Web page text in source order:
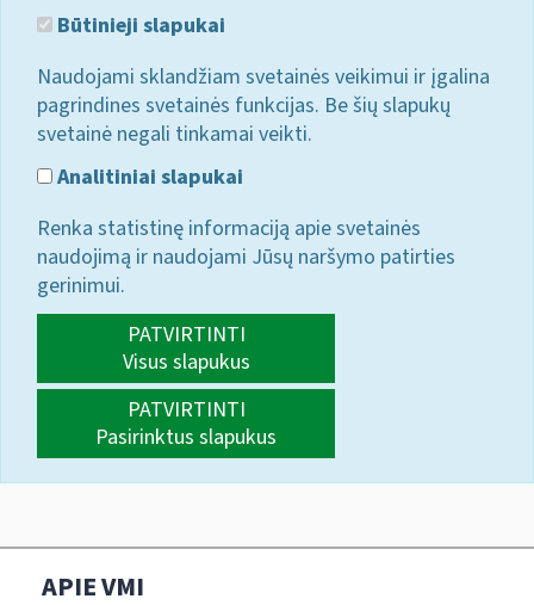
Būtinieji slapukai
Naudojami sklandžiam svetainės veikimui ir įgalina
pagrindines svetainės funkcijas. Be šių slapukų
svetainė negali tinkamai veikti.
Analitiniai slapukai
Renka statistinę informaciją apie svetainės
naudojimą ir naudojami Jūsų naršymo patirties
gerinimui.
PATVIRTINTI
Visus slapukus
PATVIRTINTI
Pasirinktus slapukus
APIE VMI